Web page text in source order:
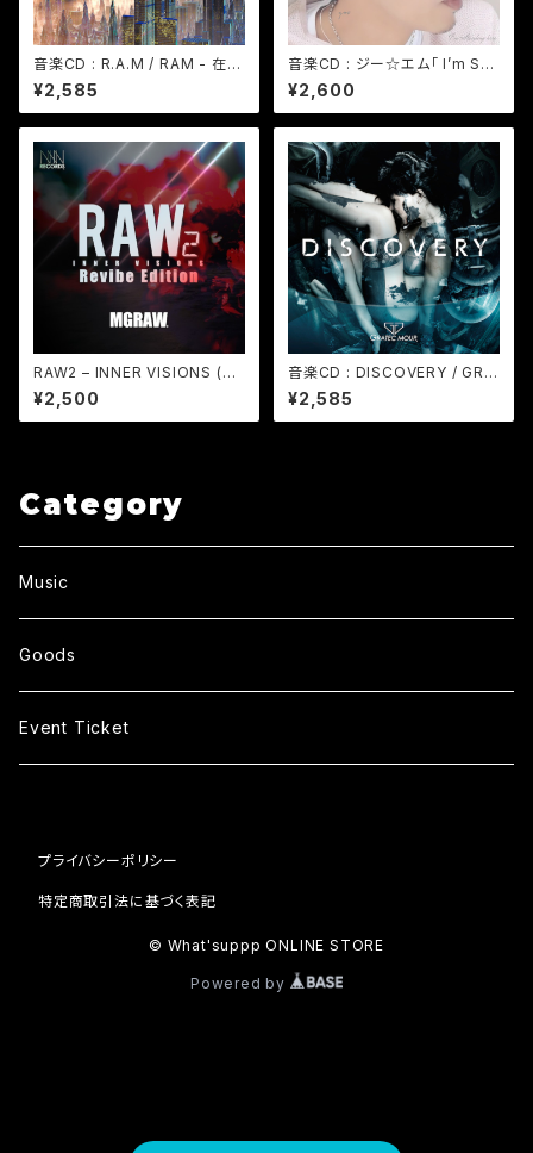
音楽CD : R.A.M / RAM - 在庫
限り
¥2,585
音楽CD : ジー☆エム「 I’m Sta
nding here 」 (Album簡易パ
ッケージ) - 在庫限り
¥2,600
RAW2 – INNER VISIONS (Re
vibe Edition) / MGRAW (デ
ジタルコンテンツ WAV&mp3)
¥2,500
音楽CD : DISCOVERY / GRA
TEC MOUR - 在庫限り
¥2,585
Category
Music
Goods
Event Ticket
プライバシーポリシー
特定商取引法に基づく表記
© What'suppp ONLINE STORE
Powered by